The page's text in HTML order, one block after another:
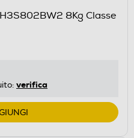
8Kg Classe
verifica